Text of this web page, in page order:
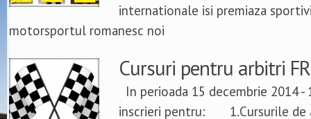
internationale isi premiaza
motorsportul romanesc noi
Cursuri pentru arbitri
In perioada 15 decembrie 2014
inscrieri pentru: 1.Cursurile de